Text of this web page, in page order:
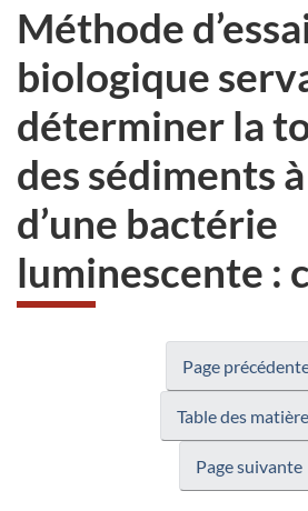
Méthode
biologique
déterminer la
des sédiments à
d’une bactérie
luminescente :
Page
Table des
Page suivante